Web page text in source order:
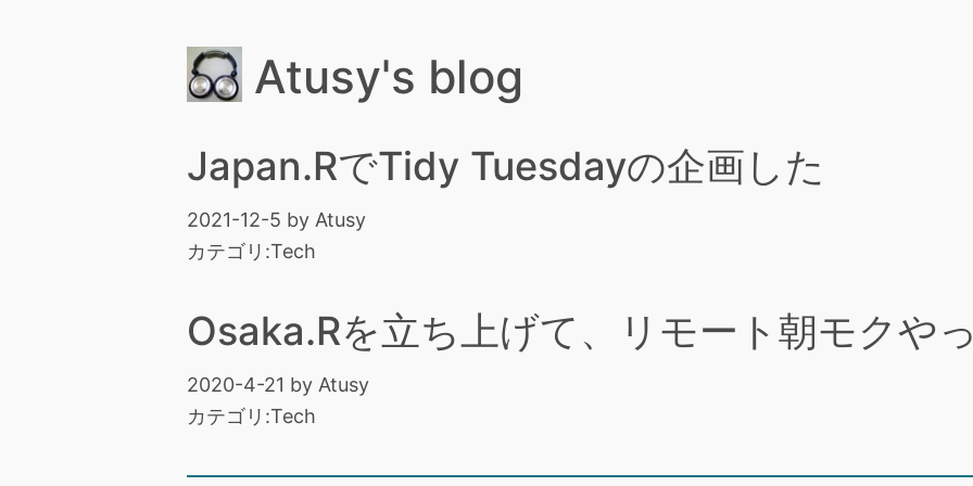
Atusy's blog
Japan.RでTidy Tuesdayの企画した
2021-12-5 by Atusy
カテゴリ:Tech
Osaka.Rを立ち上げて、リモート朝モクや
2020-4-21 by Atusy
カテゴリ:Tech